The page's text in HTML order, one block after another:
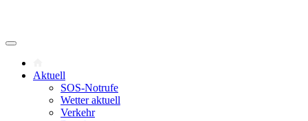
Aktuell
SOS-Notrufe
Wetter aktuell
Verkehr